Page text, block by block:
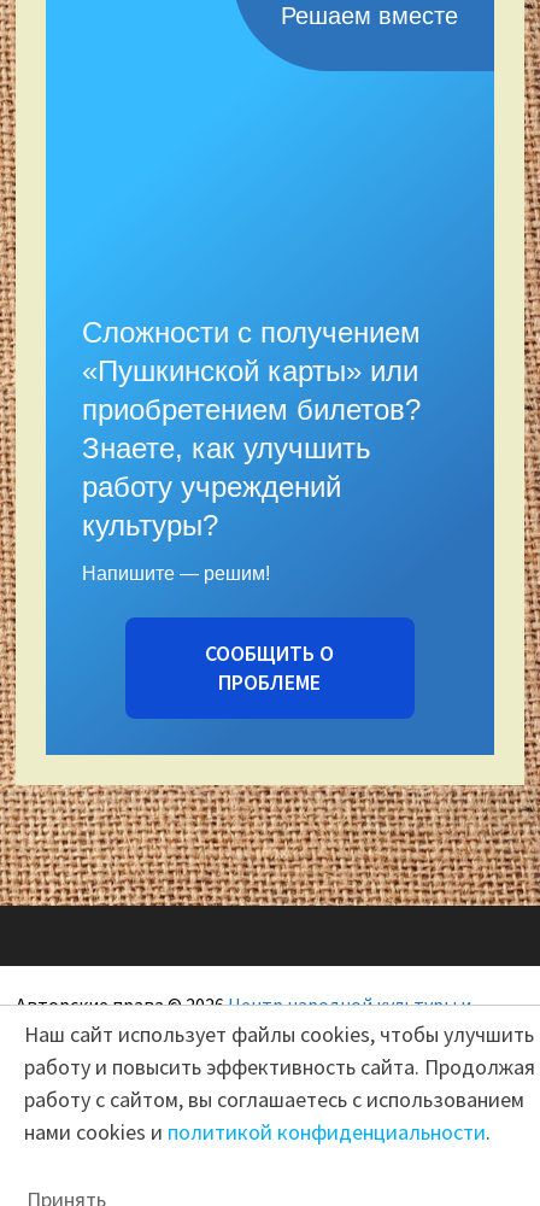
Решаем вместе
Сложности с получением
«Пушкинской карты» или
приобретением билетов?
Знаете, как улучшить
работу учреждений
культуры?
Напишите — решим!
СООБЩИТЬ О
ПРОБЛЕМЕ
Авторские права © 2026Центр народной культуры и
художественных ремесел "Сокольский"
Наш сайт использует файлы cookies, чтобы улучшить
работу и повысить эффективность сайта. Продолжая
работу с сайтом, вы соглашаетесь с использованием
нами cookies и политикой конфиденциальности.
Принять